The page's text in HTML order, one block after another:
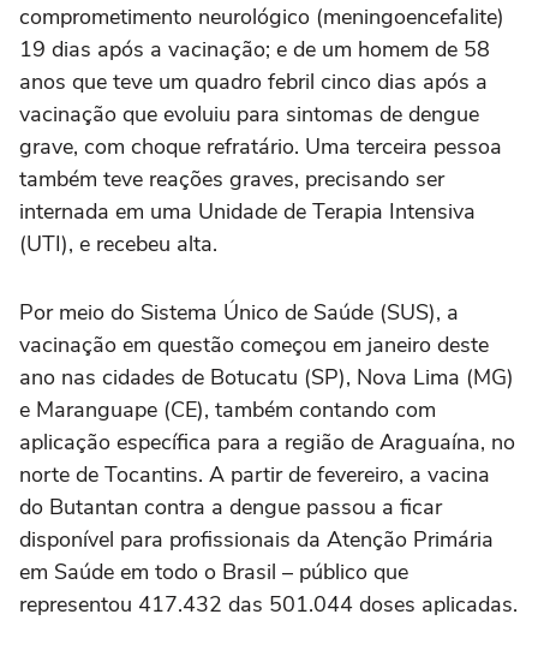
comprometimento neurológico (meningoencefalite)
19 dias após a vacinação; e de um homem de 58
anos que teve um quadro febril cinco dias após a
vacinação que evoluiu para sintomas de dengue
grave, com choque refratário. Uma terceira pessoa
também teve reações graves, precisando ser
internada em uma Unidade de Terapia Intensiva
(UTI), e recebeu alta.
Por meio do Sistema Único de Saúde (SUS), a
vacinação em questão começou em janeiro deste
ano nas cidades de Botucatu (SP), Nova Lima (MG)
e Maranguape (CE), também contando com
aplicação específica para a região de Araguaína, no
norte de Tocantins. A partir de fevereiro, a vacina
do Butantan contra a dengue passou a ficar
disponível para profissionais da Atenção Primária
em Saúde em todo o Brasil – público que
representou 417.432 das 501.044 doses aplicadas.